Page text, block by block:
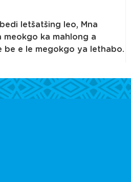
letšatšing leo, Mna
meokgo ka mahlong a
be e le megokgo ya lethabo.